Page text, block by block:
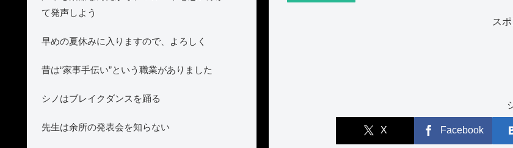
ス
X Facebook
て発声しよう
早めの夏休みに入りますので、よろしく
昔は“家事手伝い”という職業がありました
シノはブレイクダンスを踊る
先生は余所の発表会を知らない